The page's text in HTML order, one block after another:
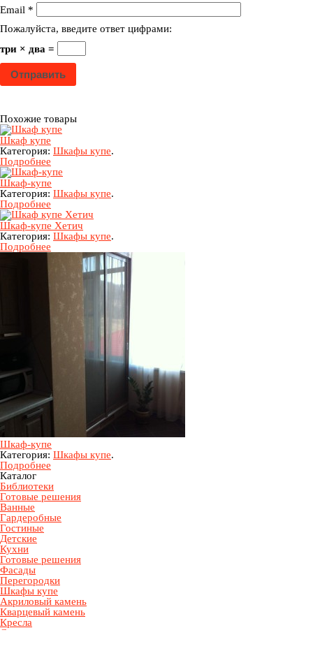
Email *
Пожалуйста, введите ответ цифрами:
три × два =
Похожие товары
Шкаф купе
Категория: Шкафы купе.
Подробнее
Шкаф-купе
Категория: Шкафы купе.
Подробнее
Шкаф-купе Хетич
Категория: Шкафы купе.
Подробнее
Шкаф-купе
Категория: Шкафы купе.
Подробнее
Каталог
Библиотеки
Готовые решения
Ванные
Гардеробные
Гостиные
Детские
Кухни
Готовые решения
Фасады
Перегородки
Шкафы купе
Акриловый камень
Кварцевый камень
Кресла
Стулья